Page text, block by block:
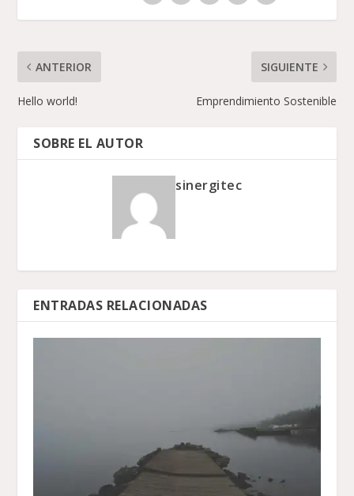
ANTERIOR
Hello world!
SIGUIENTE
Emprendimiento Sostenible
SOBRE EL AUTOR
sinergitec
ENTRADAS RELACIONADAS